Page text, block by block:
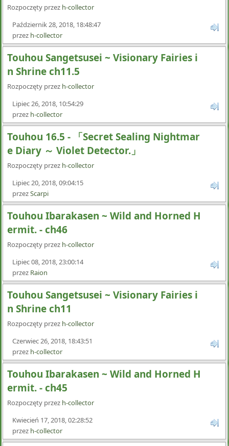
Rozpoczęty przez h-collector
Październik 28, 2018, 18:48:47
przez h-collector
Touhou Sangetsusei ~ Visionary Fairies i
n Shrine ch11.5
Rozpoczęty przez h-collector
Lipiec 26, 2018, 10:54:29
przez h-collector
Touhou 16.5 - 「Secret Sealing Nightmar
e Diary ～ Violet Detector.」
Rozpoczęty przez h-collector
Lipiec 20, 2018, 09:04:15
przezScarpi
Touhou Ibarakasen ~ Wild and Horned H
ermit. - ch46
Rozpoczęty przez h-collector
Lipiec 08, 2018, 23:00:14
przez Raion
Touhou Sangetsusei ~ Visionary Fairies i
n Shrine ch11
Rozpoczęty przez h-collector
Czerwiec 26, 2018, 18:43:51
przez h-collector
Touhou Ibarakasen ~ Wild and Horned H
ermit. - ch45
Rozpoczęty przez h-collector
Kwiecień 17, 2018, 02:28:52
przez h-collector